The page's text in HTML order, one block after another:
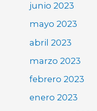
junio 2023
mayo 2023
abril 2023
marzo 2023
febrero 2023
enero 2023